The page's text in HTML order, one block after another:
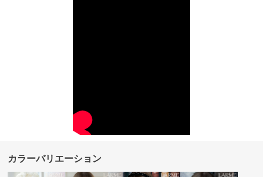
カラーバリエーション